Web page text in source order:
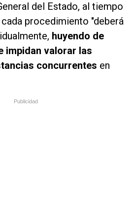
del Estado, al tiempo
procedimiento "deberá
huyendo de
impidan valorar las
concurrentes en
Publicidad